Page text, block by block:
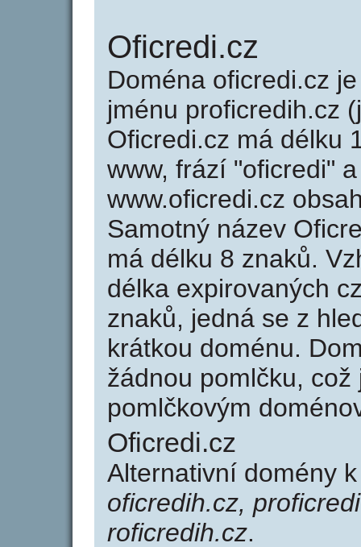
Oficredi.cz
Doména oficredi.cz
jménu proficredih.cz
Oficredi.cz má délku
www, frází "oficredi"
www.oficredi.cz
Samotný název
má délku 8 znaků.
délka expirovaných
znaků, jedná se z
krátkou doménu.
žádnou pomlčku,
pomlčkovým
Oficredi.cz
Alternativní domény
oficredih.cz,
roficredih.cz.